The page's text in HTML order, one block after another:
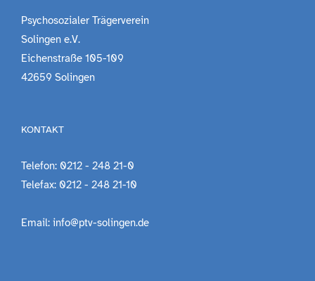
Psychosozialer Trägerverein
Solingen e.V.
Eichenstraße 105-109
42659 Solingen
KONTAKT
Telefon: 0212 - 248 21-0
Telefax: 0212 - 248 21-10
Email: info@ptv-solingen.de